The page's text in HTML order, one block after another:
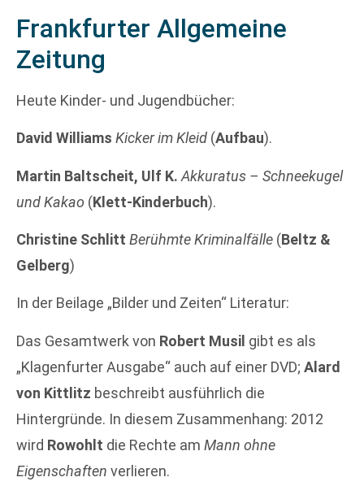
Frankfurter Allgemeine
Zeitung
Heute Kinder- und Jugendbücher:
David Williams Kicker im Kleid (Aufbau).
Martin Baltscheit, Ulf K. Akkuratus – Schneekugel
und Kakao (Klett-Kinderbuch).
Christine Schlitt Berühmte Kriminalfälle (Beltz &
Gelberg)
In der Beilage „Bilder und Zeiten“ Literatur:
Das Gesamtwerk von Robert Musil gibt es als
„Klagenfurter Ausgabe“ auch auf einer DVD; Alard
von Kittlitz beschreibt ausführlich die
Hintergründe. In diesem Zusammenhang: 2012
wird Rowohlt die Rechte am Mann ohne
Eigenschaften verlieren.